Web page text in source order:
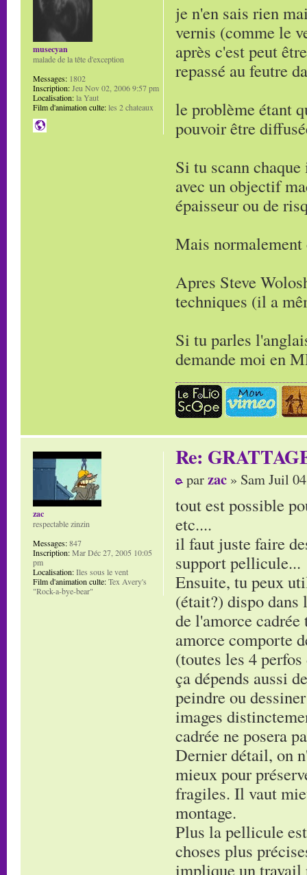
je n'en sais rien
vernis (comme le
après c'est peut
repassé au feutre
le problème étant
pouvoir être
Si tu scann
avec un objectif
épaisseur ou de
Mais
Apres Steve
techniques (il a
Si tu parles
demande moi en
musecyan
malade de la tête d'exception
Messages: 1802
Inscription:Jeu Nov 02, 2006 9:57 pm
Localisation:la Yaut
Film d'animation culte:les 2 chateaux
Re:
parzac » Sam Juil
tout est possible
etc....
il faut juste faire
support pellicule...
Ensuite, tu peux
(était?) dispo
de l'amorce
amorce comporte
(toutes les 4
ça dépends aussi
peindre ou
images
cadrée ne posera
Dernier détail, on
mieux pour
fragiles. Il vaut
montage.
Plus la pellicule
choses plus
implique un
zac
respectable zinzin
Messages:847
Inscription:Mar Déc 27, 2005 10:05
pm
Localisation:Iles sous le vent
Film d'animation culte:Tex Avery's
"Rock-a-bye-bear"